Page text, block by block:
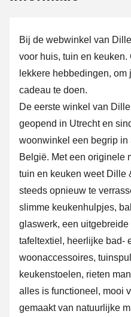
Bij de webwinkel van
voor huis, tuin en keuken.
lekkere hebbedingen,
cadeau te doen.
De eerste winkel van
geopend in Utrecht en
woonwinkel een begrip
België. Met een originele
tuin en keuken weet Dille
steeds opnieuw te
slimme keukenhulpjes,
glaswerk, een
tafeltextiel, heerlijke bad-
woonaccessoires,
keukenstoelen, rieten
alles is functioneel, mooi
gemaakt van natuurlijke